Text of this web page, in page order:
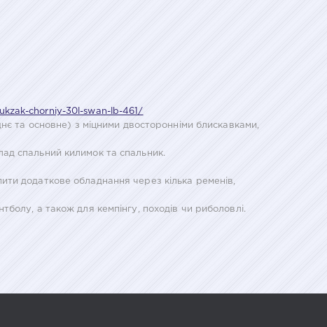
chorniy-30l-swan-lb-461/
та основне) з міцними двосторонніми блискавками,
спальний килимок та спальник.
додаткове обладнання через кілька ременів,
а також для кемпінгу, походів чи риболовлі.